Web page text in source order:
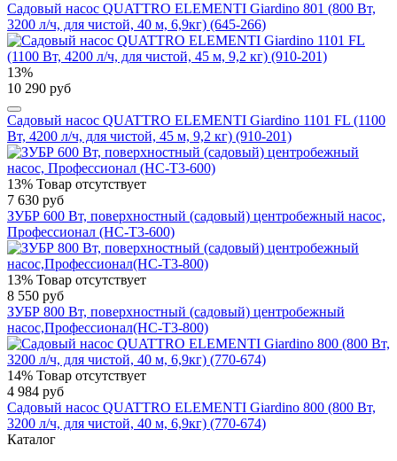
Садовый насос QUATTRO ELEMENTI Giardino 801 (800 Вт,
3200 л/ч, для чистой, 40 м, 6,9кг) (645-266)
13%
10 290 руб
Садовый насос QUATTRO ELEMENTI Giardino 1101 FL (1100
Вт, 4200 л/ч, для чистой, 45 м, 9,2 кг) (910-201)
13% Товар отсутствует
7 630 руб
ЗУБР 600 Вт, поверхностный (садовый) центробежный насос,
Профессионал (НС-Т3-600)
13% Товар отсутствует
8 550 руб
ЗУБР 800 Вт, поверхностный (садовый) центробежный
насос,Профессионал(НС-Т3-800)
14% Товар отсутствует
4 984 руб
Садовый насос QUATTRO ELEMENTI Giardino 800 (800 Вт,
3200 л/ч, для чистой, 40 м, 6,9кг) (770-674)
Каталог